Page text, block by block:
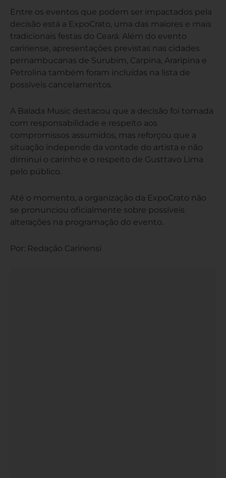
Entre os eventos que podem ser impactados pela
decisão está a ExpoCrato, uma das maiores e mais
tradicionais festas do Ceará. Além do evento
caririense, apresentações previstas nas cidades
pernambucanas de Surubim, Carpina, Araripina e
Petrolina também foram incluídas na lista de
possíveis cancelamentos.
A Balada Music destacou que a decisão foi tomada
com responsabilidade e respeito aos
compromissos assumidos, mas reforçou que a
situação independe da vontade do artista e não
diminui o carinho e o respeito de Gusttavo Lima
pelo público.
Até o momento, a organização da ExpoCrato não
se pronunciou oficialmente sobre possíveis
alterações na programação do evento.
Por: Redação Caririensi